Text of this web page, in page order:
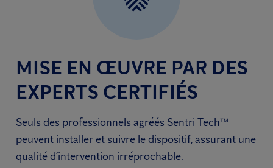
MISE EN ŒUVRE PAR DES
EXPERTS CERTIFIÉS
Seuls des professionnels agréés Sentri Tech™
peuvent installer et suivre le dispositif, assurant une
qualité d’intervention irréprochable.